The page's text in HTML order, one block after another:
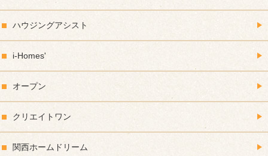
ハウジングアシスト
i-Homes'
オープン
クリエイトワン
関西ホームドリーム